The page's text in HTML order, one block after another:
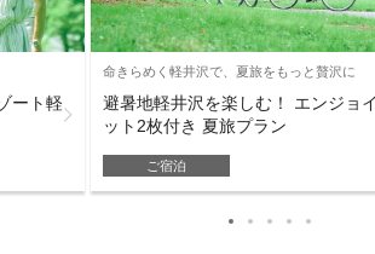
ート軽
命きらめく軽井沢で、夏旅をもっと贅沢に
避暑地軽井沢を楽しむ！ エンジョ
ット2枚付き 夏旅プラン
ご宿泊